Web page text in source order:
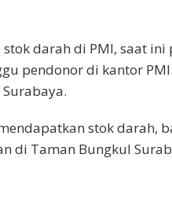
darah di PMI, saat ini
pendonor di kantor
stok darah,
di Taman Bungkul